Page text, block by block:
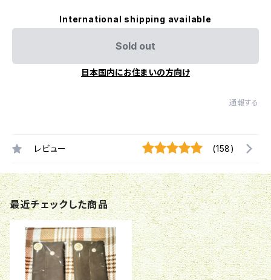
International shipping available
Sold out
日本国内にお住まいの方向け
通報する
レビュー (158)
最近チェックした商品